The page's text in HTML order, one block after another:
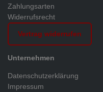
Zahlungsarten
Widerrufsrecht
Vertrag widerrufen
Unternehmen
Datenschutzerklärung
Impressum